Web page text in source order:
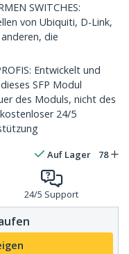
SWITCHES:
von Ubiquiti, D-Link,
die
Entwickelt und
SFP Modul
des Moduls, nicht des
24/5
Auf Lager 78
24/5 Support